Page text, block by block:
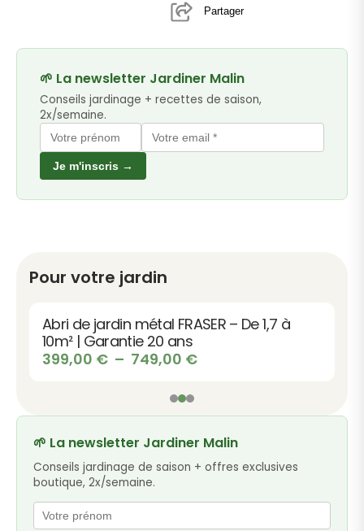
Partager
🌱 La newsletter Jardiner Malin
Conseils jardinage + recettes de saison,
2x/semaine.
Je m'inscris →
Pour votre jardin
Abri de jardin métal FRASER – De 1,7 à
10m² | Garantie 20 ans
399,00 € – 749,00 €Plage
399,00 €
à
749,00 €
🌱 La newsletter Jardiner Malin
Conseils jardinage de saison + offres exclusives
boutique, 2x/semaine.